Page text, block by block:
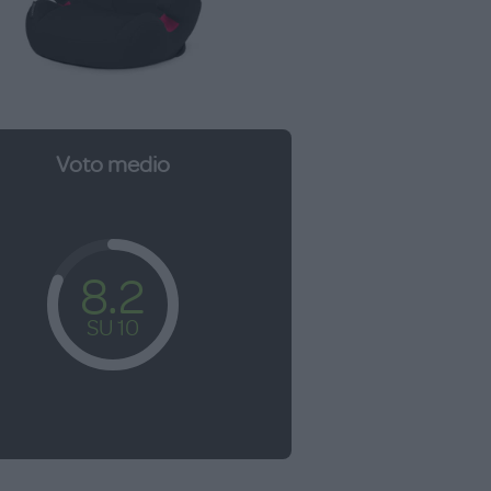
Voto medio
8.2
SU 10